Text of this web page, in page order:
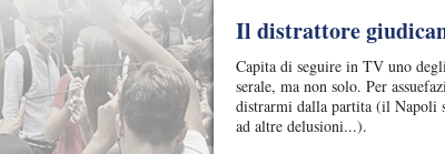
Il distrattore
Capita di seguire in TV uno
serale, ma non solo. Per
distrarmi dalla partita (il Napoli
ad altre delusioni...).